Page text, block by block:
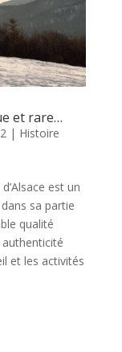
et rare…
| Histoire
est un
sa partie
qualité
et les activités